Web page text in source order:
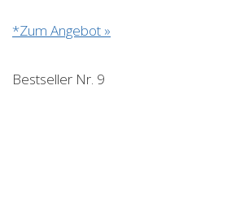
*Zum Angebot »
Bestseller Nr. 9